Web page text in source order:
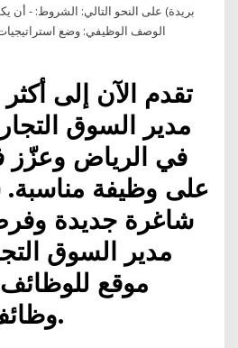
بريدة) على النحو التالي: الشروط: - أن
الوصف الوظيفي: وضع استراتيجيات
مدير السوق
في الرياض
على وظيفة
شاغرة جديدة
مدير السوق
موقع
وظائف في الرياض.